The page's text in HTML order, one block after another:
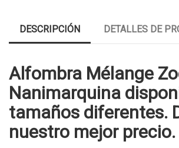
DESCRIPCIÓN DETALLES DE
Alfombra Mélange
Nanimarquina
tamaños diferentes.
nuestro mejor precio.